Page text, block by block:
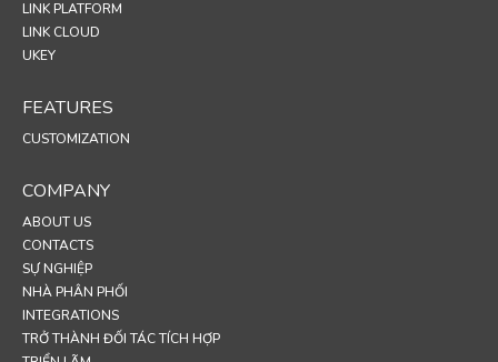
LINK PLATFORM
LINK CLOUD
UKEY
FEATURES
CUSTOMIZATION
COMPANY
ABOUT US
CONTACTS
SỰ NGHIỆP
NHÀ PHÂN PHỐI
INTEGRATIONS
TRỞ THÀNH ĐỐI TÁC TÍCH HỢP